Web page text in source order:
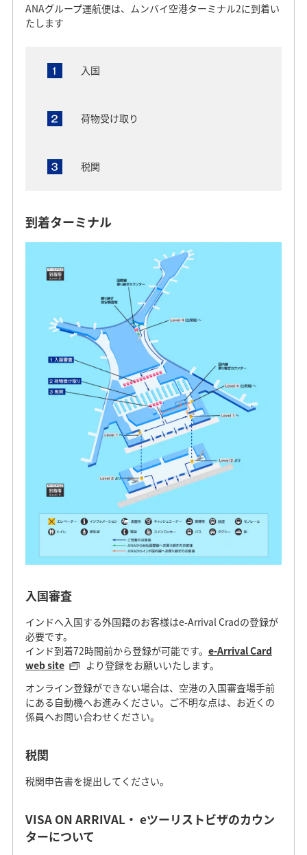
ANAグループ運航便は、ムンバイ空港ターミナル2に到着い
たします
入国
荷物受け取り
税関
到着ターミナル
入国審査
インドへ入国する外国籍のお客様はe-Arrival Cradの登録が
必要です。
インド到着72時間前から登録が可能です。 e-Arrival Card
web site
より登録をお願いいたします。
オンライン登録ができない場合は、空港の入国審査場手前
にある自動機へお進みください。ご不明な点は、お近くの
係員へお問い合わせください。
税関
税関申告書を提出してください。
VISA ON ARRIVAL・ eツーリストビザのカウン
ターについて